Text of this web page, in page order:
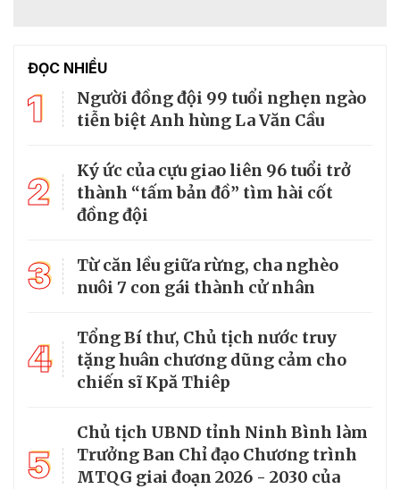
ĐỌC NHIỀU
1
Người đồng đội 99 tuổi nghẹn ngào
tiễn biệt Anh hùng La Văn Cầu
2
Ký ức của cựu giao liên 96 tuổi trở
thành “tấm bản đồ” tìm hài cốt
đồng đội
3
Từ căn lều giữa rừng, cha nghèo
nuôi 7 con gái thành cử nhân
4
Tổng Bí thư, Chủ tịch nước truy
tặng huân chương dũng cảm cho
chiến sĩ Kpă Thiêp
5
Chủ tịch UBND tỉnh Ninh Bình làm
Trưởng Ban Chỉ đạo Chương trình
MTQG giai đoạn 2026 - 2030 của